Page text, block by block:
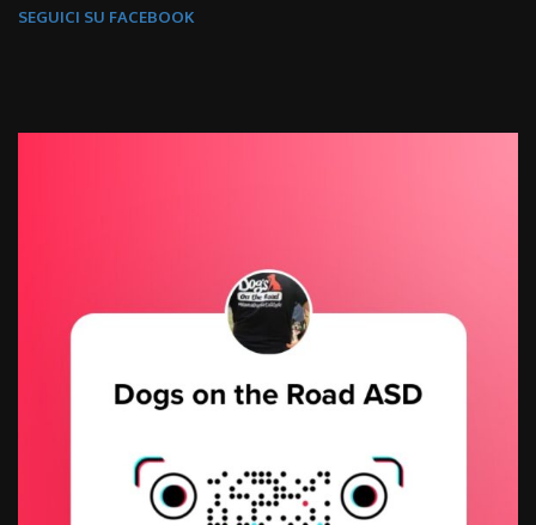
SEGUICI SU FACEBOOK